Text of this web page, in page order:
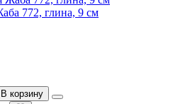
772, глина, 9 см
В корзину